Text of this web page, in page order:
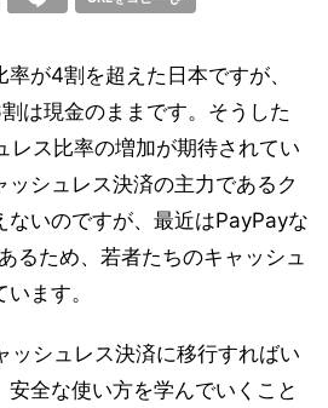
率が4割を超えた日本ですが、
は現金のままです。そうした
レス比率の増加が期待されてい
ッシュレス決済の主力であるク
ないのですが、最近はPayPayな
るため、若者たちのキャッシュ
ます。
ッシュレス決済に移行すればい
安全な使い方を学んでいくこと